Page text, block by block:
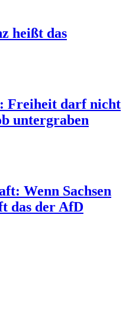
heißt das
Freiheit darf nicht
untergraben
Wenn Sachsen
das der AfD